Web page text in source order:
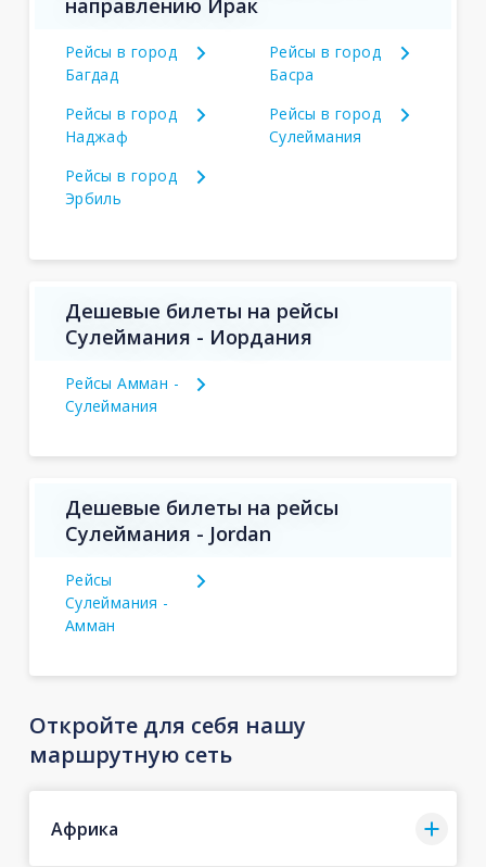
направлению Ирак
Рейсы в город
Багдад
Рейсы в город
Басра
Рейсы в город
Наджаф
Рейсы в город
Сулеймания
Рейсы в город
Эрбиль
Дешевые билеты на рейсы
Сулеймания - Иордания
Рейсы Амман -
Сулеймания
Дешевые билеты на рейсы
Сулеймания - Jordan
Рейсы
Сулеймания -
Амман
Откройте для себя нашу
маршрутную сеть
Африка